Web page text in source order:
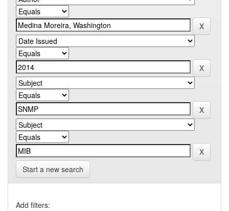
Start a new search
Add filters: